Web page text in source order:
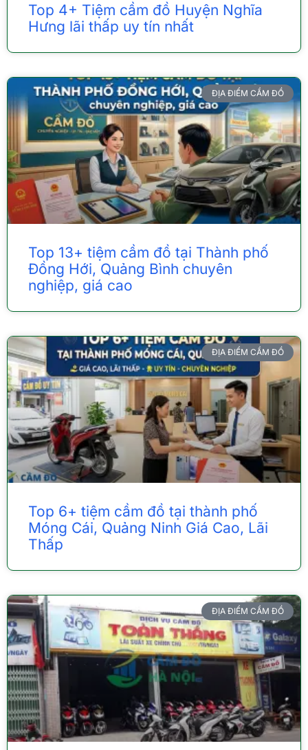
Top 4+ Tiệm cầm đồ Huyện Nghĩa
Hưng lãi thấp uy tín nhất
ĐỊA ĐIỂM CẦM ĐỒ
Top 13+ tiệm cầm đồ tại Thành phố
Đồng Hới, Quảng Bình chuyên
nghiệp, giá cao
ĐỊA ĐIỂM CẦM ĐỒ
Top 6+ tiệm cầm đồ tại thành phố
Móng Cái, Quảng Ninh Giá Cao, Lãi
Thấp
ĐỊA ĐIỂM CẦM ĐỒ